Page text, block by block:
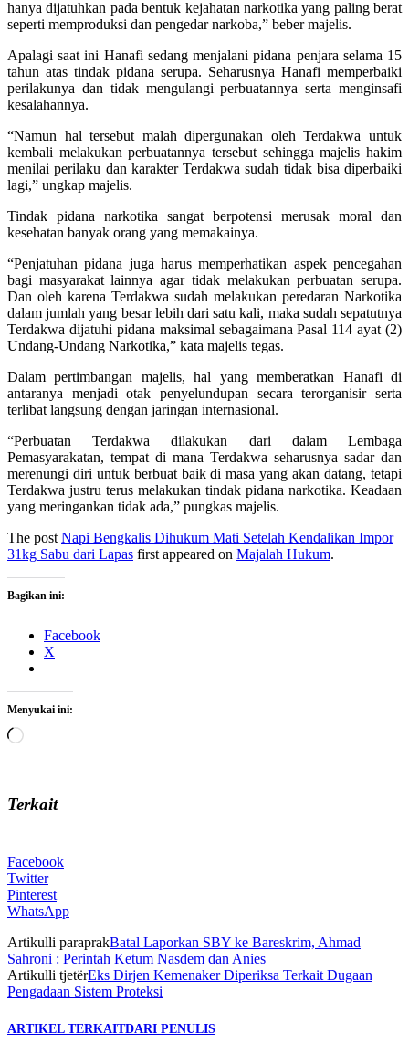
hanya dijatuhkan pada bentuk kejahatan narkotika yang paling berat
seperti memproduksi dan pengedar narkoba,” beber majelis.
Apalagi saat ini Hanafi sedang menjalani pidana penjara selama 15
tahun atas tindak pidana serupa. Seharusnya Hanafi memperbaiki
perilakunya dan tidak mengulangi perbuatannya serta menginsafi
kesalahannya.
“Namun hal tersebut malah dipergunakan oleh Terdakwa untuk
kembali melakukan perbuatannya tersebut sehingga majelis hakim
menilai perilaku dan karakter Terdakwa sudah tidak bisa diperbaiki
lagi,” ungkap majelis.
Tindak pidana narkotika sangat berpotensi merusak moral dan
kesehatan banyak orang yang memakainya.
“Penjatuhan pidana juga harus memperhatikan aspek pencegahan
bagi masyarakat lainnya agar tidak melakukan perbuatan serupa.
Dan oleh karena Terdakwa sudah melakukan peredaran Narkotika
dalam jumlah yang besar lebih dari satu kali, maka sudah sepatutnya
Terdakwa dijatuhi pidana maksimal sebagaimana Pasal 114 ayat (2)
Undang-Undang Narkotika,” kata majelis tegas.
Dalam pertimbangan majelis, hal yang memberatkan Hanafi di
antaranya menjadi otak penyelundupan secara terorganisir serta
terlibat langsung dengan jaringan internasional.
“Perbuatan Terdakwa dilakukan dari dalam Lembaga
Pemasyarakatan, tempat di mana Terdakwa seharusnya sadar dan
merenungi diri untuk berbuat baik di masa yang akan datang, tetapi
Terdakwa justru terus melakukan tindak pidana narkotika. Keadaan
yang meringankan tidak ada,” pungkas majelis.
The post Napi Bengkalis Dihukum Mati Setelah Kendalikan Impor
31kg Sabu dari Lapas first appeared on Majalah Hukum.
Bagikan ini:
Facebook
X
Menyukai ini:
Memuat...
Terkait
Facebook
Twitter
Pinterest
WhatsApp
Artikulli paraprakBatal Laporkan SBY ke Bareskrim, Ahmad
Sahroni : Perintah Ketum Nasdem dan Anies
Artikulli tjetërEks Dirjen Kemenaker Diperiksa Terkait Dugaan
Pengadaan Sistem Proteksi
ARTIKEL TERKAITDARI PENULIS